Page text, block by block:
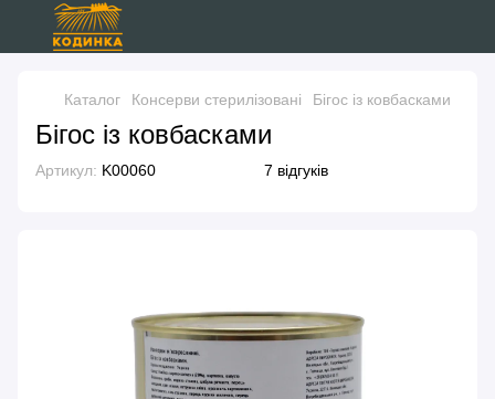
Каталог Консерви стерилізовані Бігос із ковбасками
Бігос із ковбасками
Артикул: K00060 7 відгуків